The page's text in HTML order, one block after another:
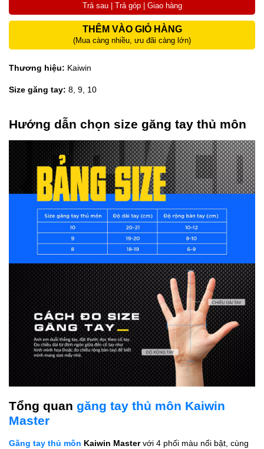
Trả sau | Trả góp | Giao hàng
THÊM VÀO GIỎ HÀNG
(Mua càng nhiều, ưu đãi càng lớn)
Thương hiệu: Kaiwin
Size găng tay: 8, 9, 10
Hướng dẫn chọn size găng tay thủ môn
Tổng quan găng tay thủ môn Kaiwin
Master
Găng tay thủ môn Kaiwin Mastervới 4 phối màu nổi bật, cùng